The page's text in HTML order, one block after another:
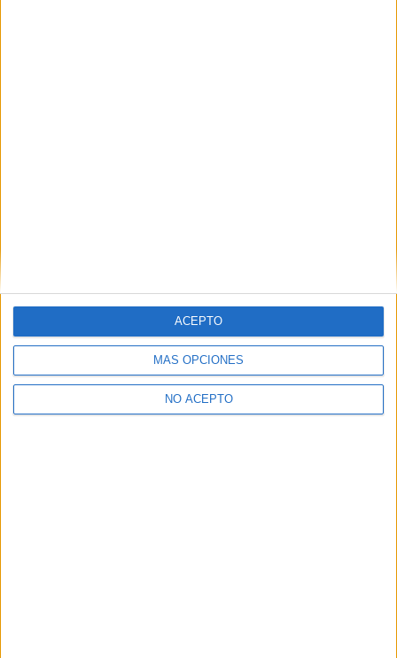
MÁS OPCIONES
NO ACEPTO
ACEPTO
Y como regalo de agradecimiento, por registrarte te daremos
gratis una copia de nuestro ebook con 100 consejos para tu
primer año de universidad